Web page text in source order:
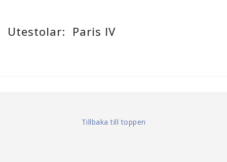
Utestolar: Paris IV
Tillbaka till toppen